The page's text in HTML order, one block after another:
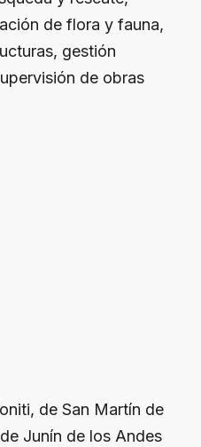
de flora y fauna,
gestión
de obras
de San Martín de
Junín de los Andes